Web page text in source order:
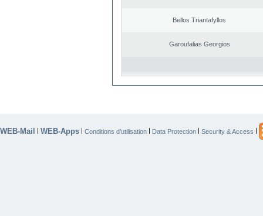
Bellos Triantafyllos
Garoufalias Georgios
WEB-Mail | WEB-Apps | Conditions d’utilisation | Data Protection | Security & Access |